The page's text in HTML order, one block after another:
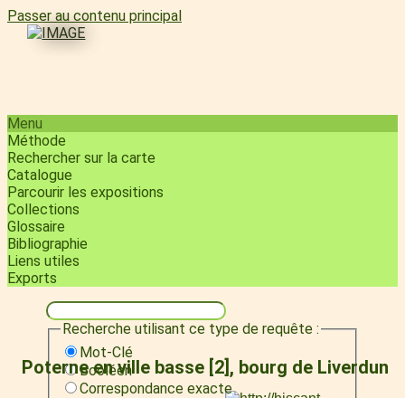
Passer au contenu principal
Menu
Méthode
Rechercher sur la carte
Catalogue
Parcourir les expositions
Collections
Glossaire
Bibliographie
Liens utiles
Exports
Recherche utilisant ce type de requête :
Mot-Clé
Booléen
Correspondance exacte
Poterne en ville basse [2], bourg de Liverdun